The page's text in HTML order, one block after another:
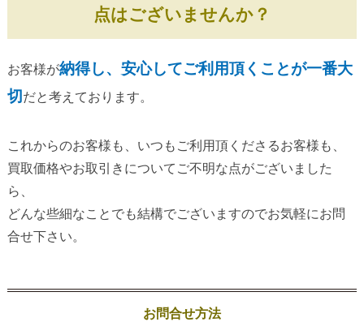
点はございませんか？
お客様が納得し、安心してご利用頂くことが一番大
切 だと考えております。
これからのお客様も、いつもご利用頂くださるお客様も、
買取価格やお取引きについてご不明な点がございました
ら、
どんな些細なことでも結構でございますのでお気軽にお問
合せ下さい。
お問合せ方法